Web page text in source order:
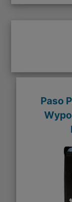
Paso